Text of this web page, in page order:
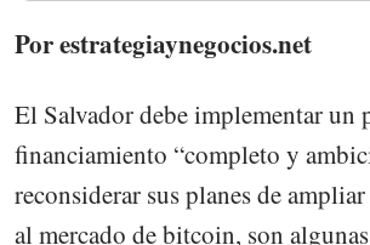
Por estrategiaynegocios.net
El Salvador debe implementar un
financiamiento “completo y
reconsiderar sus planes de
al mercado de bitcoin, son